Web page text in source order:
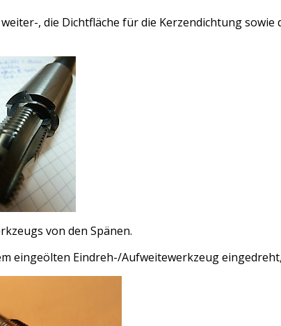
, die Dichtfläche für die Kerzendichtung sowie
von den Spänen.
eingeölten Eindreh-/Aufweitewerkzeug